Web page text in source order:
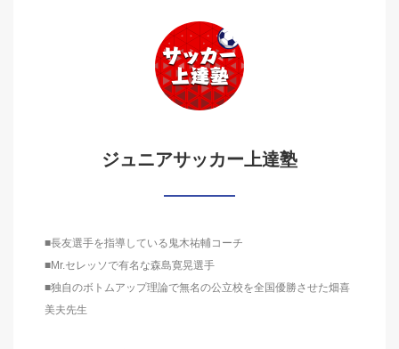
ジュニアサッカー上達塾
■長友選手を指導している鬼木祐輔コーチ
■Mr.セレッソで有名な森島寛晃選手
■独自のボトムアップ理論で無名の公立校を全国優勝させた畑喜
美夫先生